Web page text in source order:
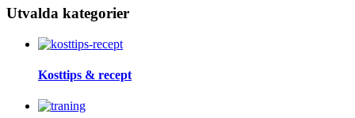
Utvalda kategorier
Kosttips & recept